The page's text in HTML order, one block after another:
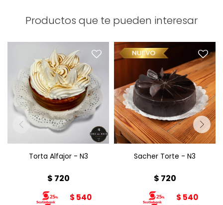
Productos que te pueden interesar
Torta Alfajor N3
Diámetro: 15cm
Peso: 800g
Torta Alfajor - N3
$ 720
$ 540
Sacher Torte N3
Diámetro: 15cm
Peso: 800g
Sacher Torte - N3
$ 720
$ 540